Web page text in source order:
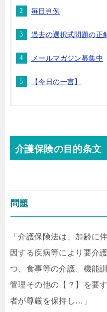
毎日判例
過去の選択式問題の正
メールマガジン募集中
【今日の一言】
介護保険の目的条文
問題
「介護保険法は、加齢に
因する疾病等により要介
つ、食事等の介護、機能
管理その他の【？】を要
者が尊厳を保持し…」